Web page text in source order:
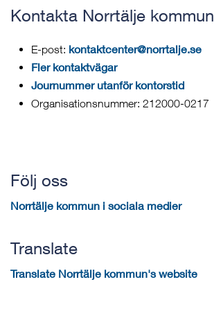
Kontakta Norrtälje kommun
E-post: kontaktcenter@norrtalje.se
Fler kontaktvägar
Journummer utanför kontorstid
Organisationsnummer: 212000-0217
Följ oss
Norrtälje kommun i sociala medier
Translate
Translate Norrtälje kommun's website